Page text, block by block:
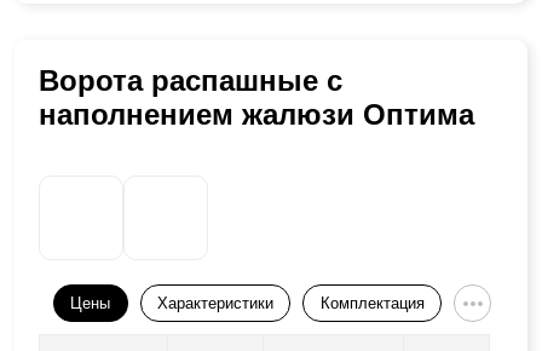
Ворота распашные с
наполнением жалюзи Оптима
Цены Характеристики Комплектация